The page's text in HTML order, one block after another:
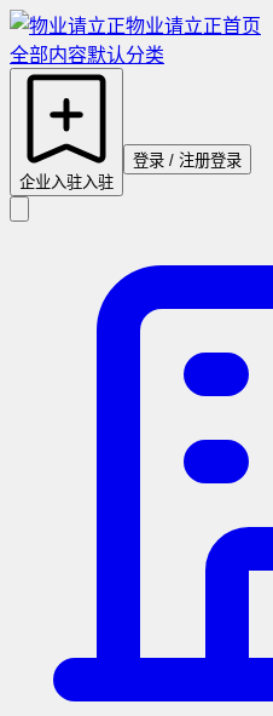
物业请立正首页
全部内容默认分类
企业入驻入驻
登录 / 注册登录